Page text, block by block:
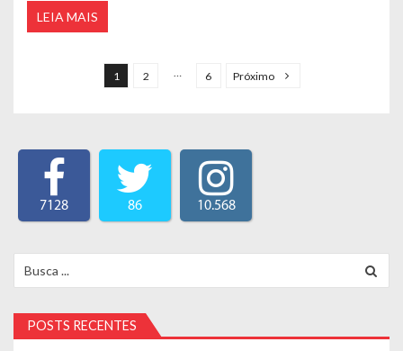
LEIA MAIS
1 2 6 Próximo
7128 86 10.568
POSTS RECENTES